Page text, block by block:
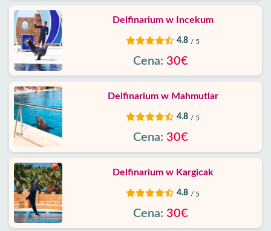
Delfinarium w Incekum
4.8 / 5
Cena: 30€
Delfinarium w Mahmutlar
4.8 / 5
Cena: 30€
Delfinarium w Kargicak
4.8 / 5
Cena: 30€